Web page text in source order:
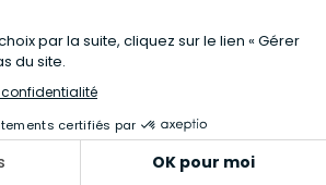
COMME AVANT
(30ml) - Champagne
19,90 €